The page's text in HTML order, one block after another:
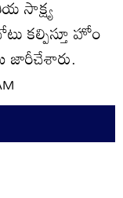
సాక్ష్య
కల్పిస్తూ హోం
జారీచేశారు.